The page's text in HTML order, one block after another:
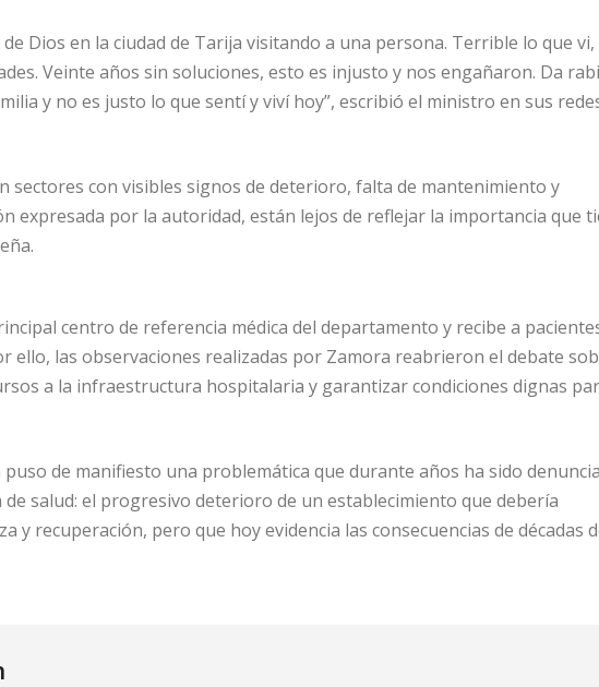
Dios en la ciudad de Tarija visitando a una persona. Terrible lo que vi,
Veinte años sin soluciones, esto es injusto y nos engañaron. Da
y no es justo lo que sentí y viví hoy”, escribió el ministro en sus
sectores con visibles signos de deterioro, falta de mantenimiento y
expresada por la autoridad, están lejos de reflejar la importancia que
centro de referencia médica del departamento y recibe a
ello, las observaciones realizadas por Zamora reabrieron el debate
a la infraestructura hospitalaria y garantizar condiciones dignas
de manifiesto una problemática que durante años ha sido
salud: el progresivo deterioro de un establecimiento que debería
y recuperación, pero que hoy evidencia las consecuencias de décadas